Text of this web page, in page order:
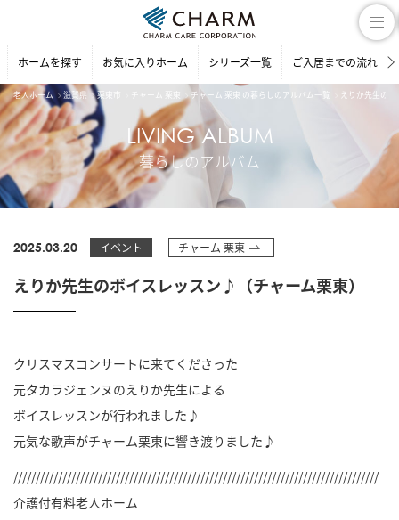
ホームを探す お気に入りホーム シリーズ一覧 ご入居までの流れ
老人ホーム 滋賀県 栗東市 チャーム 栗東 チャーム 栗東 の暮らしのアルバム一覧 えりか先生の
LIVING ALBUM
暮らしのアルバム
2025.03.20 イベント チャーム 栗東
えりか先生のボイスレッスン♪（チャーム栗東）
クリスマスコンサートに来てくださった
元タカラジェンヌのえりか先生による
ボイスレッスンが行われました♪
元気な歌声がチャーム栗東に響き渡りました♪
//////////////////////////////////////////////////////////////////////////////////
介護付有料老人ホーム